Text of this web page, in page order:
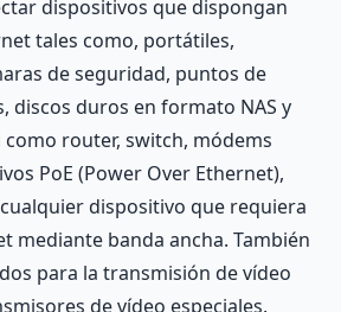
dispositivos que dispongan
tales como, portátiles,
de seguridad, puntos de
discos duros en formato NAS y
router, switch, módems
PoE (Power Over Ethernet),
dispositivo que requiera
mediante banda ancha. También
para la transmisión de vídeo
de vídeo especiales.